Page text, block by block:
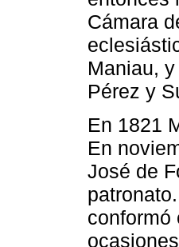
Cámara
Maniau,
Pérez y
En 1821
En
José de
conformó